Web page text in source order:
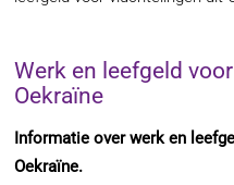
Werk en leefgeld
Oekraïne
Informatie over werk en
Oekraïne.